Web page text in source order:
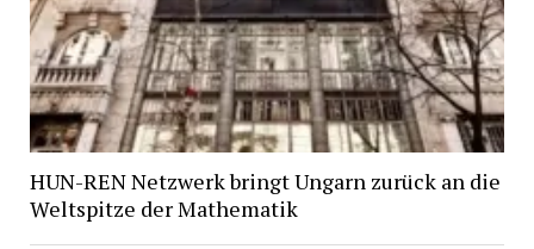
HUN-REN Netzwerk bringt Ungarn zurück an die
Weltspitze der Mathematik